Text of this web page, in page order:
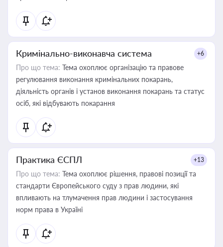
Кримінально-виконавча система +6
Про що тема: Тема охоплює організацію та правове
регулювання виконання кримінальних покарань,
діяльність органів і установ виконання покарань та статус
осіб, які відбувають покарання
Практика ЄСПЛ +13
Про що тема: Тема охоплює рішення, правові позиції та
стандарти Європейського суду з прав людини, які
впливають на тлумачення прав людини і застосування
норм права в Україні